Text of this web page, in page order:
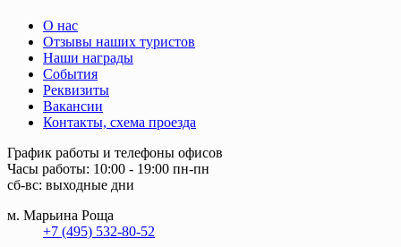
О нас
Отзывы наших туристов
Наши награды
События
Реквизиты
Вакансии
Контакты, схема проезда
График работы и телефоны офисов
Часы работы: 10:00 - 19:00 пн-пн
сб-вс: выходные дни
м. Марьина Роща
+7 (495) 532-80-52